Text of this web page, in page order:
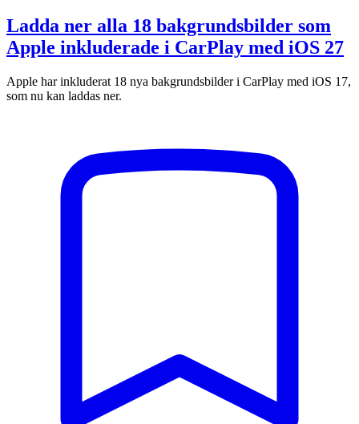
Ladda ner alla 18 bakgrundsbilder som
Apple inkluderade i CarPlay med iOS 27
Apple har inkluderat 18 nya bakgrundsbilder i CarPlay med iOS 17,
som nu kan laddas ner.